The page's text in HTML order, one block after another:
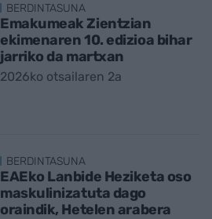
BERDINTASUNA
Emakumeak Zientzian
ekimenaren 10. edizioa bihar
jarriko da martxan
2026ko otsailaren 2a
BERDINTASUNA
EAEko Lanbide Heziketa oso
maskulinizatuta dago
oraindik, Hetelen arabera